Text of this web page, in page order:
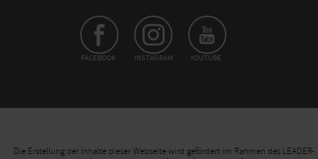
FACEBOOK INSTAGRAM YOUTUBE
Die Erstellung der Inhalte dieser Webseite wird gefördert im Rahmen des LEADER-